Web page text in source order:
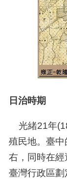
日治時期
光緒21年
殖民地。臺中
右，同時在
臺灣行政區